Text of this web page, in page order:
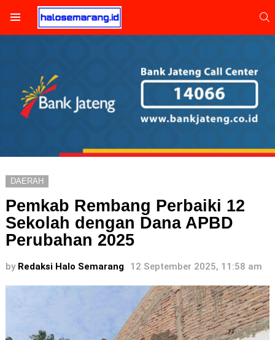
DAERAH
Pemkab Rembang Perbaiki 12
Sekolah dengan Dana APBD
Perubahan 2025
by Redaksi Halo Semarang 12 September 2025, 11:58 am